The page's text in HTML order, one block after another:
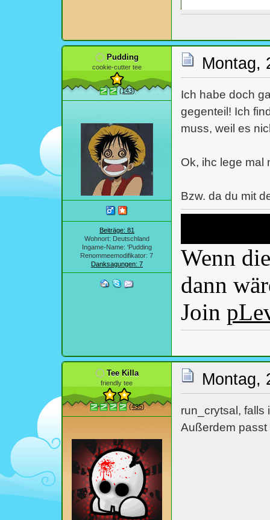
von
von den
Pudding
cookie-cutter tee
(143)
Beiträge: 81
Wohnort: Deutschland
Ingame-Name: 'Pudding
Renommeemodifikator: 7
Danksagungen: 7
Montag,
Ich habe doch
gegenteil! Ich
muss, weil es
Ok, ihc lege mal
Bzw. da du mit
Wenn
dann
Join
Tee Killa
friendly tee
(435)
Montag,
run_crytsal, falls
Außerdem